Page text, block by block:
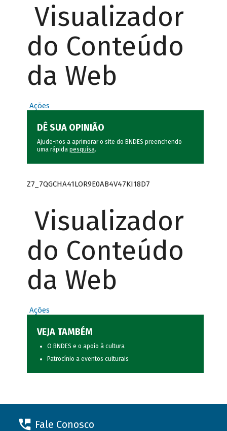
Visualizador
do Conteúdo
da Web
Ações
DÊ SUA OPINIÃO
Ajude-nos a aprimorar o site do BNDES preenchendo
uma rápida pesquisa.
Z7_7QGCHA41LOR9E0AB4V47KI18D7
Visualizador
do Conteúdo
da Web
Ações
VEJA TAMBÉM
O BNDES e o apoio à cultura
Patrocínio a eventos culturais
Fale Conosco